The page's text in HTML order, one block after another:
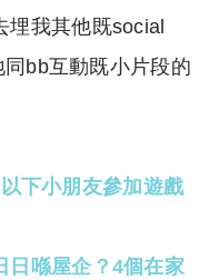
埋我其他既social
bb互動既小片段的
下小朋友參加遊戲
日喺屋企？4個在家